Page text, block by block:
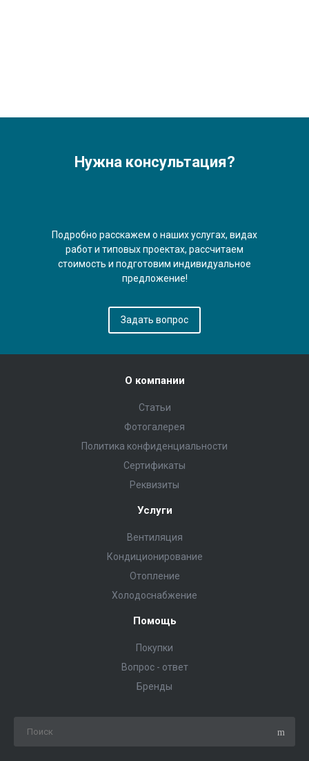
Нужна консультация?
Подробно расскажем о наших услугах, видах
работ и типовых проектах, рассчитаем
стоимость и подготовим индивидуальное
предложение!
Задать вопрос
О компании
Статьи
Фотогалерея
Политика конфиденциальности
Сертификаты
Реквизиты
Услуги
Вентиляция
Кондиционирование
Отопление
Холодоснабжение
Помощь
Покупки
Вопрос - ответ
Бренды